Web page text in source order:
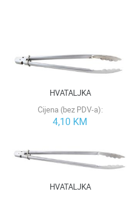
HVATALJKA
Cijena (bez PDV-a):
4,10 KM
HVATALJKA